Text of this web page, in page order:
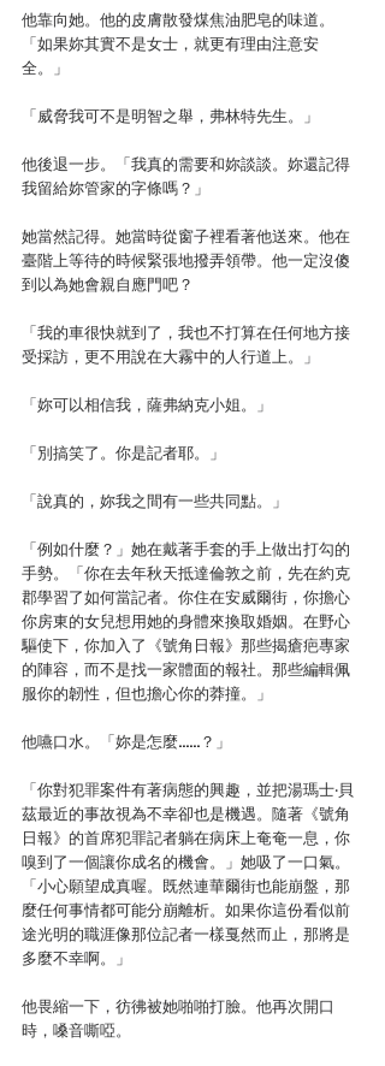
他靠向她。他的皮膚散發煤焦油肥皂的味道。
「如果妳其實不是女士，就更有理由注意安
全。」
「威脅我可不是明智之舉，弗林特先生。」
他後退一步。「我真的需要和妳談談。妳還記得
我留給妳管家的字條嗎？」
她當然記得。她當時從窗子裡看著他送來。他在
臺階上等待的時候緊張地撥弄領帶。他一定沒傻
到以為她會親自應門吧？
「我的車很快就到了，我也不打算在任何地方接
受採訪，更不用說在大霧中的人行道上。」
「妳可以相信我，薩弗納克小姐。」
「別搞笑了。你是記者耶。」
「說真的，妳我之間有一些共同點。」
「例如什麼？」她在戴著手套的手上做出打勾的
手勢。「你在去年秋天抵達倫敦之前，先在約克
郡學習了如何當記者。你住在安威爾街，你擔心
你房東的女兒想用她的身體來換取婚姻。在野心
驅使下，你加入了《號角日報》那些揭瘡疤專家
的陣容，而不是找一家體面的報社。那些編輯佩
服你的韌性，但也擔心你的莽撞。」
他嚥口水。「妳是怎麼……？」
「你對犯罪案件有著病態的興趣，並把湯瑪士‧貝
茲最近的事故視為不幸卻也是機遇。隨著《號角
日報》的首席犯罪記者躺在病床上奄奄一息，你
嗅到了一個讓你成名的機會。」她吸了一口氣。
「小心願望成真喔。既然連華爾街也能崩盤，那
麼任何事情都可能分崩離析。如果你這份看似前
途光明的職涯像那位記者一樣戛然而止，那將是
多麼不幸啊。」
他畏縮一下，彷彿被她啪啪打臉。他再次開口
時，嗓音嘶啞。